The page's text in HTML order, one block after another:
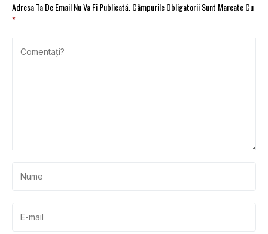
Adresa Ta De Email Nu Va Fi Publicată. Câmpurile Obligatorii Sunt Marcate Cu
*